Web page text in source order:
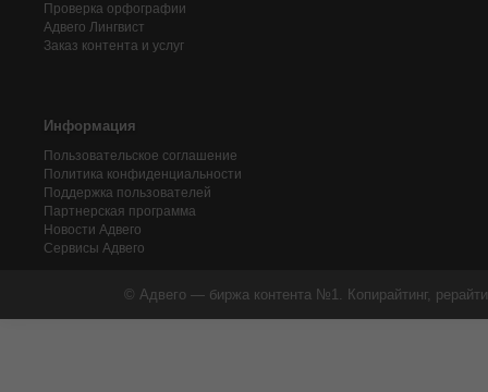
Проверка орфографии
Адвего Лингвист
Заказ контента и услуг
Информация
Пользовательское соглашение
Политика конфиденциальности
Поддержка пользователей
Партнерская программа
Новости Адвего
Сервисы Адвего
© Адвего — биржа контента №1. Копирайтинг,